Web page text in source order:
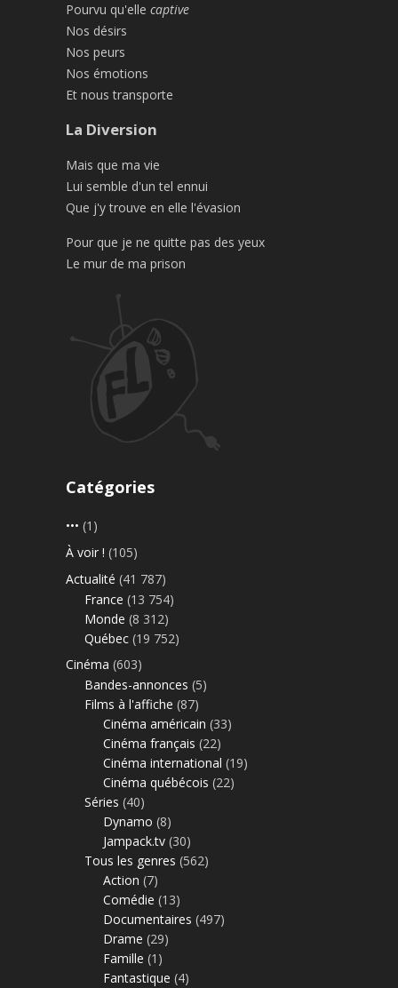
Pourvu qu'elle captive
Nos désirs
Nos peurs
Nos émotions
Et nous transporte
La Diversion
Mais que ma vie
Lui semble d'un tel ennui
Que j'y trouve en elle l'évasion
Pour que je ne quitte pas des yeux
Le mur de ma prison
Catégories
••• (1)
À voir ! (105)
Actualité (41 787)
France (13 754)
Monde (8 312)
Québec (19 752)
Cinéma (603)
Bandes-annonces (5)
Films à l'affiche (87)
Cinéma américain (33)
Cinéma français (22)
Cinéma international (19)
Cinéma québécois (22)
Séries (40)
Dynamo (8)
Jampack.tv (30)
Tous les genres (562)
Action (7)
Comédie (13)
Documentaires (497)
Drame (29)
Famille (1)
Fantastique (4)